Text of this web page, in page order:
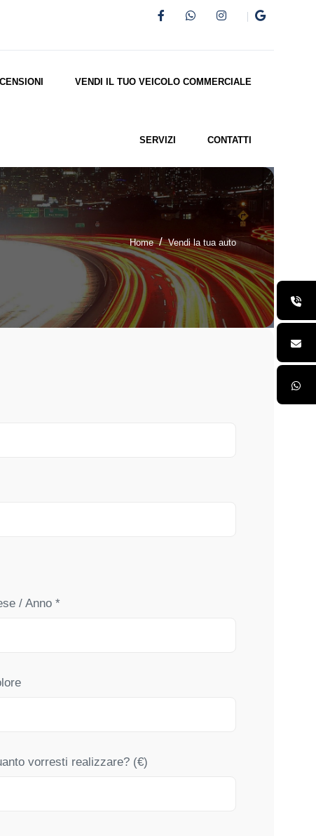
VENDI IL TUO VEICOLO COMMERCIALE
SERVIZI CONTATTI
Home Vendi la tua auto
/ Anno *
vorresti realizzare? (€)